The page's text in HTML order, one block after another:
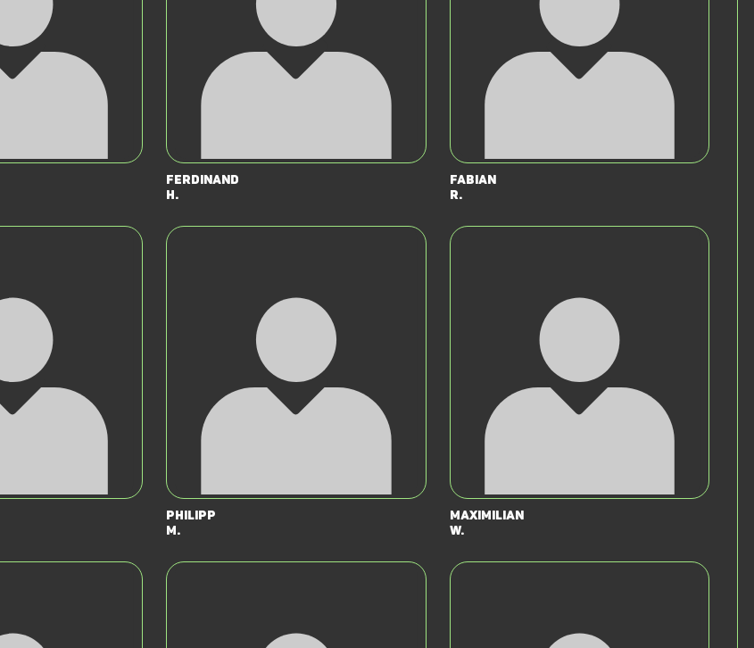
Ferdinand
H.
Fabian
R.
Philipp
M.
Maximilian
W.